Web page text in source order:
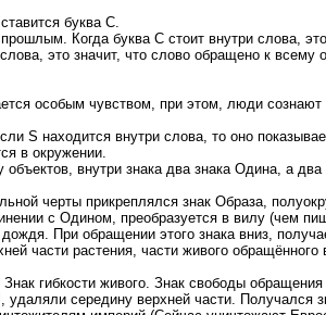
буква С.
Когда буква С стоит внутри слова,
это значит, что слово обращено к
особым чувством, при этом, люди
S находится внутри слова, то оно
в окружении.
внутри знака два знака Одина, а
черты прикреплялся знак Образа,
с Одином, преобразуется в вилу (чем
При обращении этого знака вниз,
части растения, части живого
гибкости живого. Знак свободы обращения
удаляли середину верхней части. Получался